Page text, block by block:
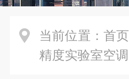
当前位置： 首页
精度实验室空调